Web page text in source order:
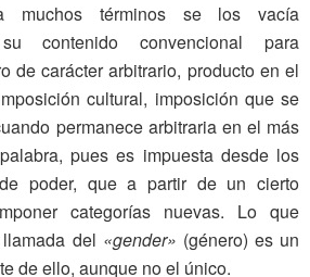
muchos términos se los vacía
contenido convencional para
de carácter arbitrario, producto en el
cultural, imposición que se
permanece arbitraria en el más
pues es impuesta desde los
poder, que a partir de un cierto
categorías nuevas. Lo que
del «gender» (género) es un
de ello, aunque no el único.